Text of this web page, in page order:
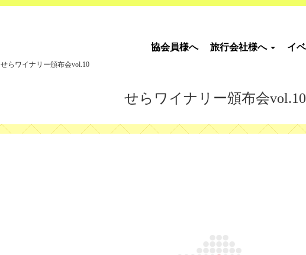
協会員様へ 旅行会社様へ イ
せらワイナリー頒布会vol.10
せらワイナリー頒布会vol.10